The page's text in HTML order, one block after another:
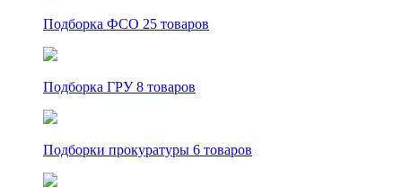
Подборка ФСО 25 товаров
Подборка ГРУ8 товаров
Подборки прокуратуры 6 товаров